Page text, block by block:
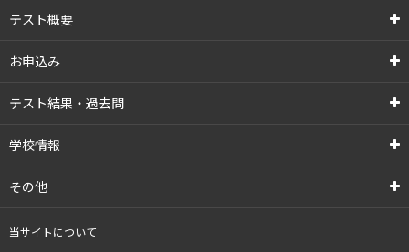
テスト概要
お申込み
テスト結果・過去問
学校情報
その他
当サイトについて